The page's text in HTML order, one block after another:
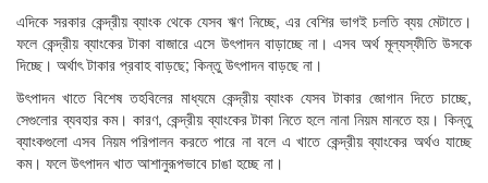
এদিকে সরকার কেন্দ্রীয় ব্যাংক থেকে যেসব ঋণ নিচ্ছে, এর বেশির ভাগই চলতি ব্যয় মেটাতে।
ফলে কেন্দ্রীয় ব্যাংকের টাকা বাজারে এসে উৎপাদন বাড়াচ্ছে না। এসব অর্থ মূল্যস্ফীতি উসকে
দিচ্ছে। অর্থাৎ টাকার প্রবাহ বাড়ছে; কিন্তু উৎপাদন বাড়ছে না।
উৎপাদন খাতে বিশেষ তহবিলের মাধ্যমে কেন্দ্রীয় ব্যাংক যেসব টাকার জোগান দিতে চাচ্ছে,
সেগুলোর ব্যবহার কম। কারণ, কেন্দ্রীয় ব্যাংকের টাকা নিতে হলে নানা নিয়ম মানতে হয়। কিন্তু
ব্যাংকগুলো এসব নিয়ম পরিপালন করতে পারে না বলে এ খাতে কেন্দ্রীয় ব্যাংকের অর্থও যাচ্ছে
কম। ফলে উৎপাদন খাত আশানুরূপভাবে চাঙা হচ্ছে না।